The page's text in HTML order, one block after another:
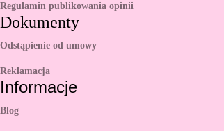
Regulamin publikowania opinii
Dokumenty
Odstąpienie od umowy
Reklamacja
Informacje
Blog